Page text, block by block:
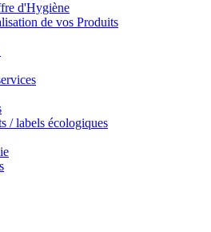
d'Hygiène
de vos Produits
/ labels écologiques